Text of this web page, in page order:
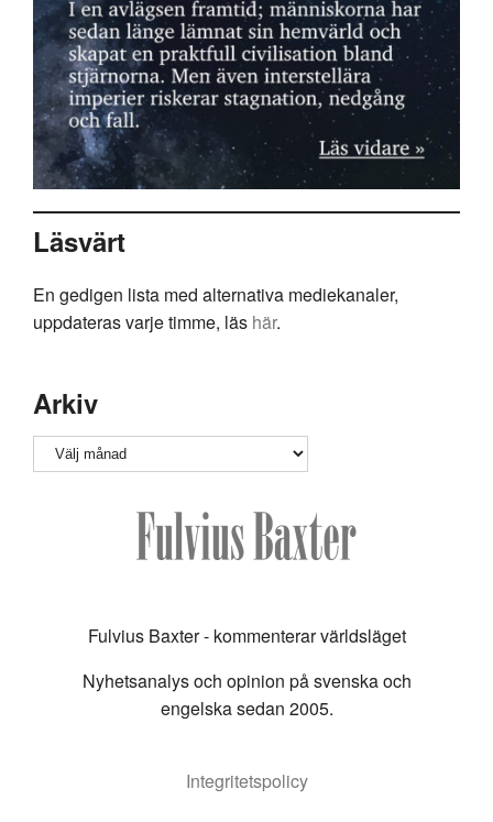
Läsvärt
En gedigen lista med alternativa mediekanaler,
uppdateras varje timme, läs här.
Arkiv
Arkiv
Fulvius Baxter - kommenterar världsläget
Nyhetsanalys och opinion på svenska och
engelska sedan 2005.
Integritetspolicy